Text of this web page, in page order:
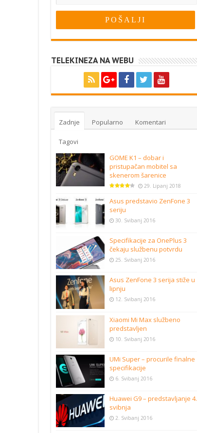
TELEKINEZA NA WEBU
Zadnje Popularno Komentari
Tagovi
GOME K1 – dobar i
pristupačan mobitel sa
skenerom šarenice
29. Lipanj 2018
Asus predstavio ZenFone 3
seriju
30. Svibanj 2016
Specifikacije za OnePlus 3
čekaju službenu potvrdu
25. Svibanj 2016
Asus ZenFone 3 serija stiže u
lipnju
12. Svibanj 2016
Xiaomi Mi Max službeno
predstavljen
10. Svibanj 2016
UMi Super – procurile finalne
specifikacije
6. Svibanj 2016
Huawei G9 – predstavljanje 4.
svibnja
2. Svibanj 2016